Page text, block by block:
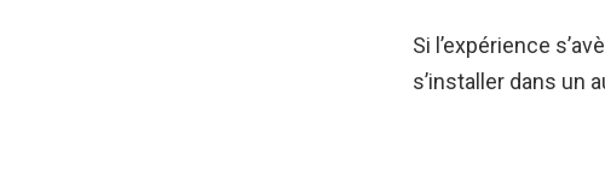
Si l’expérience
s’installer dans un